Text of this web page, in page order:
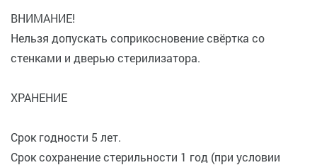
ВНИМАНИЕ!
Нельзя допускать соприкосновение свёртка со
стенками и дверью стерилизатора.
ХРАНЕНИЕ
Срок годности 5 лет.
Срок сохранение стерильности 1 год (при условии